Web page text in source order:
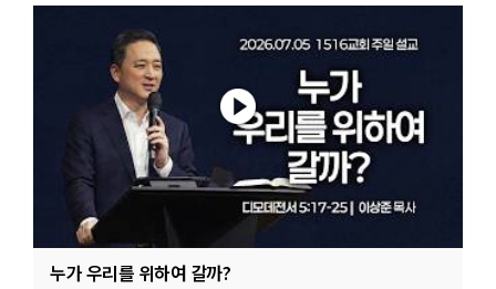
누가 우리를 위하여 갈까?